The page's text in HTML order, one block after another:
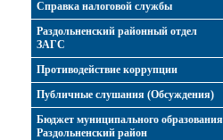
Справка налоговой службы
Раздольненский районный отдел
ЗАГС
Противодействие коррупции
Публичные слушания (Обсуждения)
Бюджет муниципального образования
Раздольненский район